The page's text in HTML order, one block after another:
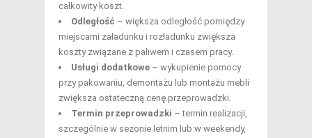
całkowity koszt.
Odległość – większa odległość pomiędzy
miejscami załadunku i rozładunku zwiększa
koszty związane z paliwem i czasem pracy.
Usługi dodatkowe – wykupienie pomocy
przy pakowaniu, demontażu lub montażu mebli
zwiększa ostateczną cenę przeprowadzki.
Termin przeprowadzki – termin realizacji,
szczególnie w sezonie letnim lub w weekendy,